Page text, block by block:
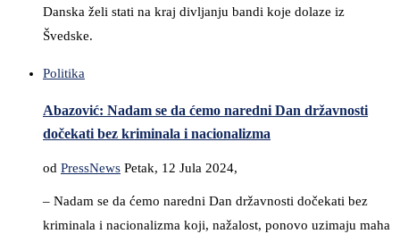
Danska želi stati na kraj divljanju bandi koje dolaze iz
Švedske.
Politika
Abazović: Nadam se da ćemo naredni Dan državnosti
dočekati bez kriminala i nacionalizma
od PressNews Petak, 12 Jula 2024,
– Nadam se da ćemo naredni Dan državnosti dočekati bez
kriminala i nacionalizma koji, nažalost, ponovo uzimaju maha